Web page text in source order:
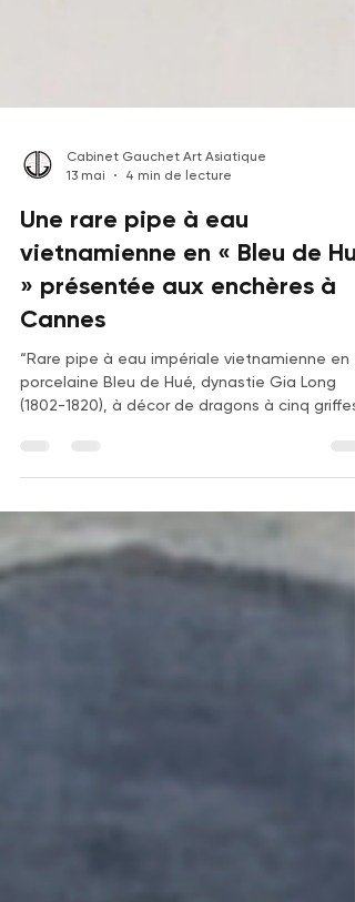
13 mai
4 min de lecture
Une rare pipe à eau
vietnamienne en « Bleu de
» présentée aux enchères à
Cannes
“Rare pipe à eau impériale vietnamienne en
et perle sacrée.